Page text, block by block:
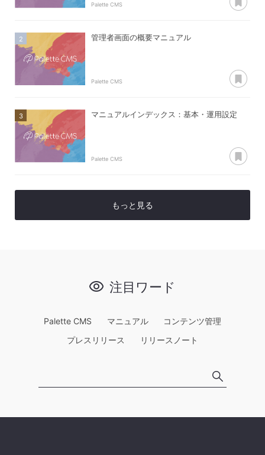
Palette CMS
管理者画面の概要マニュアル
Palette CMS
マニュアルインデックス：基本・運用設定
Palette CMS
もっと見る
注目ワード
Palette CMS マニュアル
コンテンツ管理
プレスリリース
リリースノート